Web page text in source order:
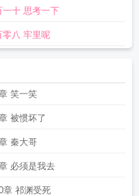
于什么档次 安疆老窖多少钱一
庆市张安疆重庆市公安局长张安
庆公安局局长张安疆安疆老窖
一十 思考一下
零八 牢里呢
笑一笑
被惯坏了
秦大哥
必须是我去
章 祁渊受死